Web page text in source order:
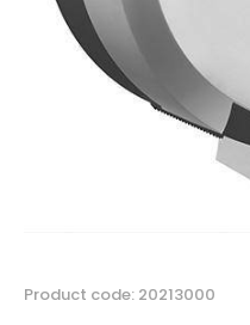
Product code: 20213000